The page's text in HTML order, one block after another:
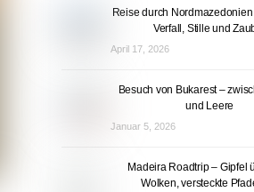
Reise durch
Verfall, Stille und
April 17, 2026
Besuch von Bukarest –
und Leere
Januar 5, 2026
Madeira Roadtrip – Gipfel
Wolken, versteckte